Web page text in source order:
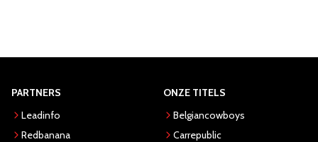
PARTNERS
Leadinfo
Redbanana
ONZE TITELS
Belgiancowboys
Carrepublic